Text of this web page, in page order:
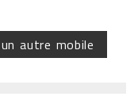
autre mobile